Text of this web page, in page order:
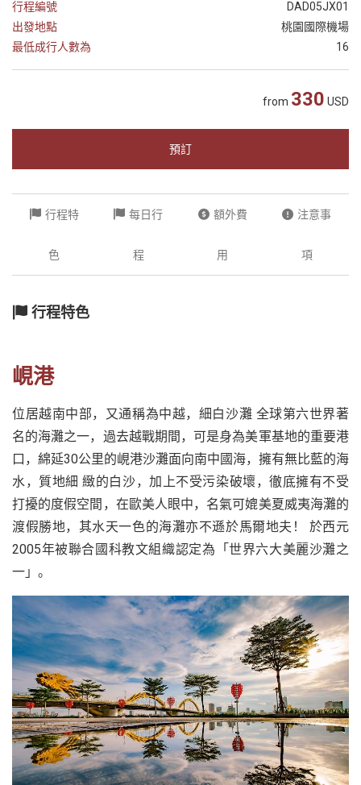
越
南
行程編號
DAD05JX01
出發地點
桃園國際機場
最低成行人數為
16
from 330 USD
預訂
行程特
色
每日行
程
額外費
用
注意事
項
行程特色
峴港
位居越南中部，又通稱為中越，細白沙灘 全球第六世界著
名的海灘之一，過去越戰期間，可是身為美軍基地的重要港
口，綿延30公里的峴港沙灘面向南中國海，擁有無比藍的海
水，質地細 緻的白沙，加上不受污染破壞，徹底擁有不受
打擾的度假空間，在歐美人眼中，名氣可媲美夏威夷海灘的
渡假勝地，其水天一色的海灘亦不遜於馬爾地夫！ 於西元
2005年被聯合國科教文組織認定為「世界六大美麗沙灘之
一」。